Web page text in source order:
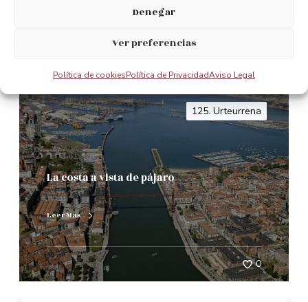
Denegar
Ver preferencias
Política de cookiesPolítica de PrivacidadAviso Legal
125. Urteurrena
La costa a vista de pájaro
Leer Mas
0